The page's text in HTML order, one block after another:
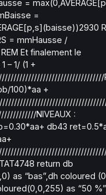
=
=
2930
= mmHausse /
REM Et finalement le
– 1/ (1 +
100)*aa +
NIVEAUX :
db43
4748 return db
as “bas”,dh coloured
as “50